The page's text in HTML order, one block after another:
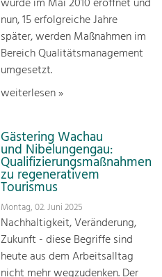
nun, 15 erfolgreiche Jahre
später, werden Maßnahmen im
Bereich Qualitätsmanagement
umgesetzt.
weiterlesen »
Gästering Wachau
und Nibelungengau:
Qualifizierungsmaßnahmen
zu regenerativem
Tourismus
Montag, 02. Juni 2025
Nachhaltigkeit, Veränderung,
Zukunft - diese Begriffe sind
heute aus dem Arbeitsalltag